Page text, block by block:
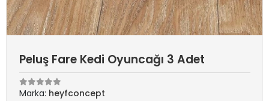
Peluş Fare Kedi Oyuncağı 3 Adet
Marka: heyfconcept